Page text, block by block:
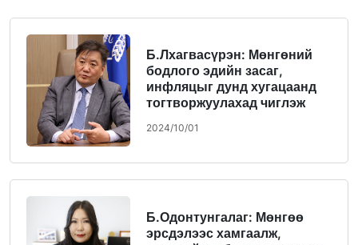
Б.Лхагвасүрэн: Мөнгөний
бодлого эдийн засаг,
инфляцыг дунд хугацаанд
тогтворжуулахад чиглэж
2024/10/01
Б.Одонтунгалаг: Мөнгөө
эрсдэлээс хамгаалж,